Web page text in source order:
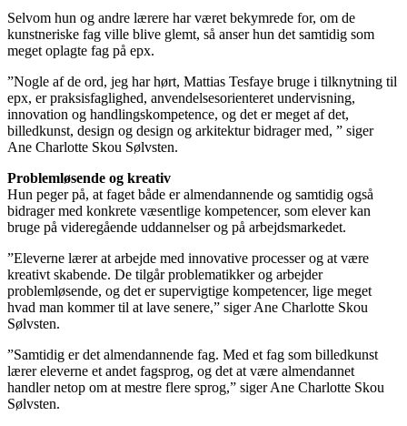
Selvom hun og andre lærere har været bekymrede for, om de
kunstneriske fag ville blive glemt, så anser hun det samtidig som
meget oplagte fag på epx.
”Nogle af de ord, jeg har hørt, Mattias Tesfaye bruge i tilknytning til
epx, er praksisfaglighed, anvendelsesorienteret undervisning,
innovation og handlingskompetence, og det er meget af det,
billedkunst, design og design og arkitektur bidrager med, ” siger
Ane Charlotte Skou Sølvsten.
Problemløsende og kreativ
Hun peger på, at faget både er almendannende og samtidig også
bidrager med konkrete væsentlige kompetencer, som elever kan
bruge på videregående uddannelser og på arbejdsmarkedet.
”Eleverne lærer at arbejde med innovative processer og at være
kreativt skabende. De tilgår problematikker og arbejder
problemløsende, og det er supervigtige kompetencer, lige meget
hvad man kommer til at lave senere,” siger Ane Charlotte Skou
Sølvsten.
”Samtidig er det almendannende fag. Med et fag som billedkunst
lærer eleverne et andet fagsprog, og det at være almendannet
handler netop om at mestre flere sprog,” siger Ane Charlotte Skou
Sølvsten.